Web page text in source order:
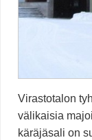
Virastotalon
välikaisia
käräjäsali on